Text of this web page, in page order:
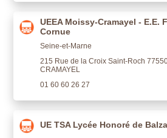
UEEA Moissy-Cramayel - E.E.
Cornue
Seine-et-Marne
215 Rue de la Croix Saint-Roch
CRAMAYEL
01 60 60 26 27
UE TSA Lycée Honoré de